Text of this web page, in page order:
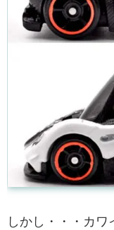
しかし・・・カワ